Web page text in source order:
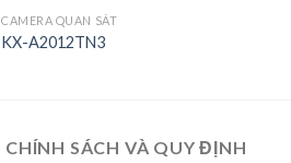
CAMERA QUAN SÁT
KX-A2012TN3
CHÍNH SÁCH VÀ QUY ĐỊNH